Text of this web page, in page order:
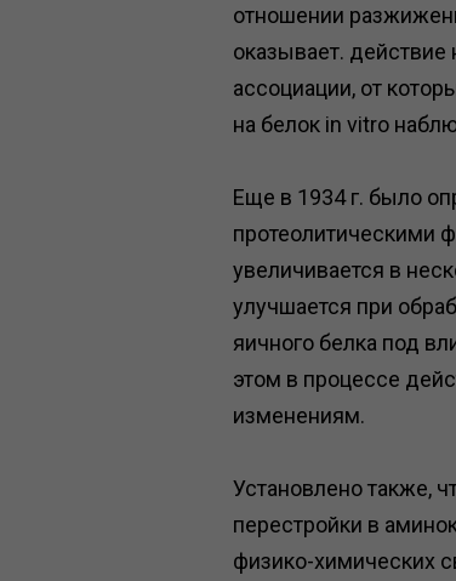
отношении
оказывает.
ассоциации, от
на белок in vitro
Еще в 1934 г. было
протеолитическими
увеличивается в
улучшается при
яичного белка под
этом в процессе
изменениям.
Установлено также,
перестройки в
физико-химических